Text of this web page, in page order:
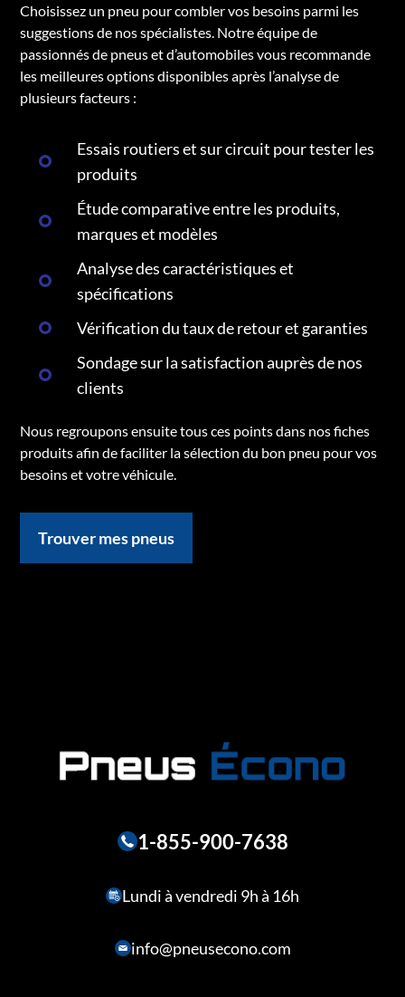
Choisissez un pneu pour combler vos besoins parmi les
suggestions de nos spécialistes. Notre équipe de
passionnés de pneus et d’automobiles vous recommande
les meilleures options disponibles après l’analyse de
plusieurs facteurs :
Essais routiers et sur circuit pour tester les
produits
Étude comparative entre les produits,
marques et modèles
Analyse des caractéristiques et
spécifications
Vérification du taux de retour et garanties
Sondage sur la satisfaction auprès de nos
clients
Nous regroupons ensuite tous ces points dans nos fiches
produits afin de faciliter la sélection du bon pneu pour vos
besoins et votre véhicule.
Trouver mes pneus
1-855-900-7638
Lundi à vendredi 9h à 16h
info@pneusecono.com